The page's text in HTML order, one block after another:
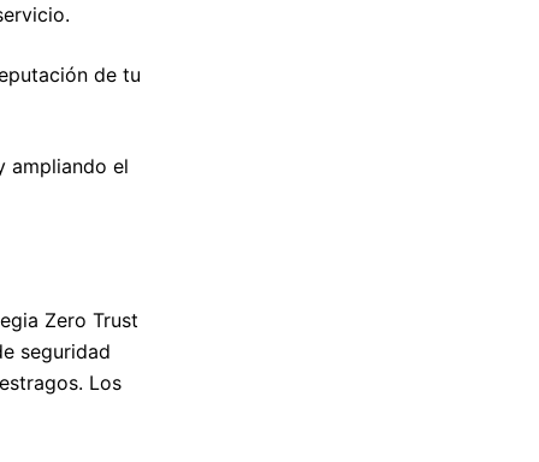
de tu
ampliando el
Zero Trust
seguridad
Los